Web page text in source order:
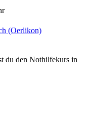
(Oerlikon)
du den Nothilfekurs in